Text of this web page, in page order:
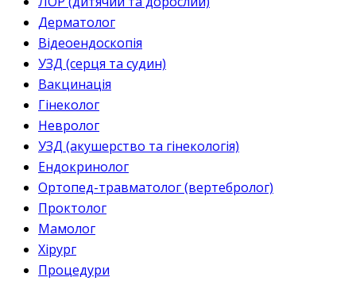
Дерматолог
Відеоендоскопія
УЗД (серця та судин)
Вакцинація
Гінеколог
Невролог
УЗД (акушерство та гінекологія)
Ендокринолог
Ортопед-травматолог (вертебролог)
Проктолог
Мамолог
Хірург
Процедури